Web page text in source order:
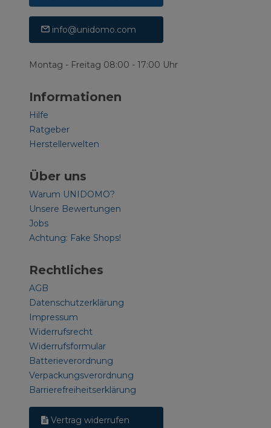
info@unidomo.com
Montag - Freitag 08:00 - 17:00 Uhr
Informationen
Hilfe
Ratgeber
Herstellerwelten
Über uns
Warum UNIDOMO?
Unsere Bewertungen
Jobs
Achtung: Fake Shops!
Rechtliches
AGB
Datenschutzerklärung
Impressum
Widerrufsrecht
Widerrufsformular
Batterieverordnung
Verpackungsverordnung
Barrierefreiheitserklärung
Vertrag widerrufen